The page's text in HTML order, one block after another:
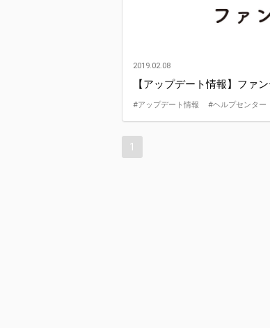
2019.02.08
【アップデート情報】ファ
#アップデート情報 #ヘルプセンター
1